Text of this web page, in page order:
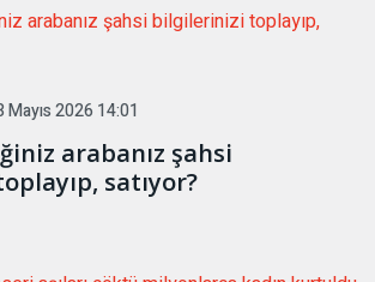
Mayıs 2026 14:01
arabanız şahsi
satıyor?